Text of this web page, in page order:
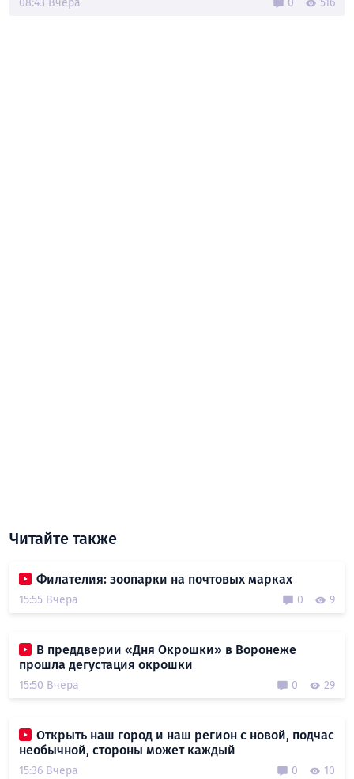
08:43 Вчера 0 516
Читайте также
Филателия: зоопарки на почтовых марках
15:55 Вчера 0 9
В преддверии «Дня Окрошки» в Воронеже
прошла дегустация окрошки
15:50 Вчера 0 29
Открыть наш город и наш регион с новой, подчас
необычной, стороны может каждый
15:36 Вчера 0 10